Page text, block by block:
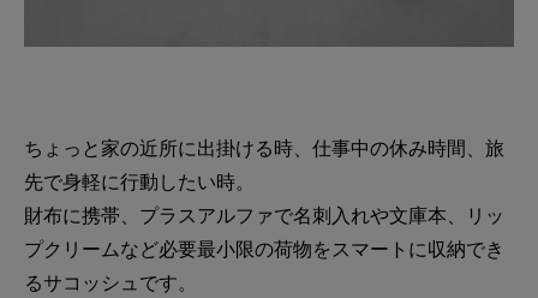
ちょっと家の近所に出掛ける時、仕事中の休み時間、旅
先で身軽に行動したい時。
財布に携帯、プラスアルファで名刺入れや文庫本、リッ
プクリームなど必要最小限の荷物をスマートに収納でき
るサコッシュです。